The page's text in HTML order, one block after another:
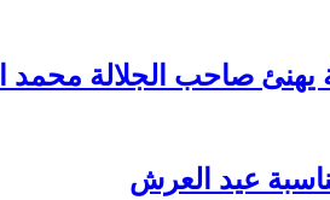
الجلالة محمد السادس نصره
عيد العرش